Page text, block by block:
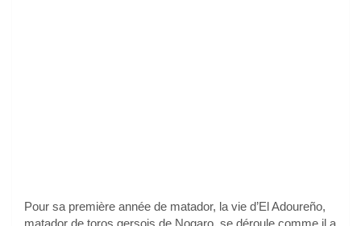
Pour sa première année de matador, la vie d’El Adoureño,
matador de toros gersois de Nogaro, se déroule comme il a